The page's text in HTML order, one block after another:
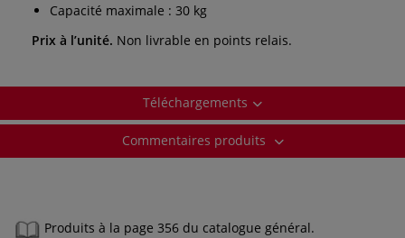
Capacité maximale : 30 kg
Prix à l’unité. Non livrable en points relais.
Téléchargements
Commentaires produits
Produits à la page 356 du catalogue général.